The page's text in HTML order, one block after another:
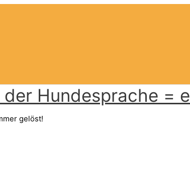
Hundesprache =
gelöst!